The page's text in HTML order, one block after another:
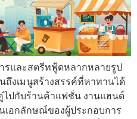
รและสตรีทฟู้ดหลากหลายรูป
ถึงเมนูสร้างสรรค์ที่หาทานได้
ไปกับร้านค้าแฟชั่น งานแฮนด์
เอกลักษณ์ของผู้ประกอบการ